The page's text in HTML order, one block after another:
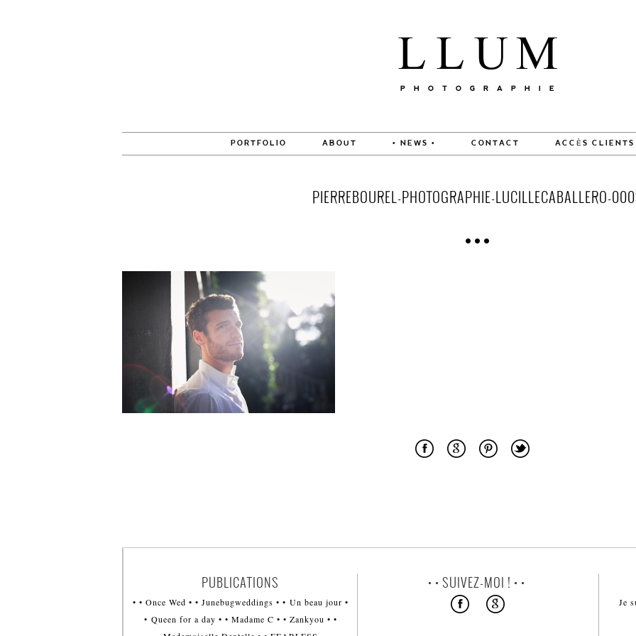
PORTFOLIO ABOUT • NEWS • CONTACT ACCÈS CLIENTS
PIERREBOUREL-PHOTOGRAPHIE-LUCILLECABALLERO-
PUBLICATIONS
• • Once Wed • • Junebugweddings • • Un beau jour •
• Queen for a day • • Madame C • • Zankyou • •
• • SUIVEZ-MOI ! • •
Je